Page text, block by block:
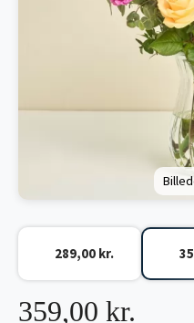
359,00 kr.
289,00 kr.